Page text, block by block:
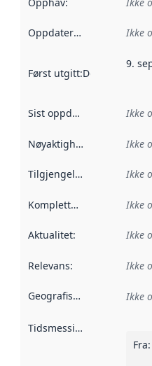
Oppdateringsfrekvens :
Ikke
Først utgitt:Denne
9.
Sist oppdatert Ikke
Nøyaktighet Ikke
Tilgjengelighet Ikke
Kompletthet Ikke
Aktualitet: Ikke
Relevans: Ikke
Geografisk avgrensning :
Ikke
Tidsmessig avgrensning
Fra: